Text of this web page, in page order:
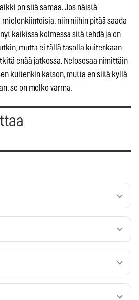
on sitä samaa. Jos näistä
mielenkiintoisia, niin niihin pitää saada
kaikissa kolmessa sitä tehdä ja on
mutta ei tällä tasolla kuitenkaan
enää jatkossa. Nelososaa nimittäin
kuitenkin katson, mutta en siitä kyllä
se on melko varma.